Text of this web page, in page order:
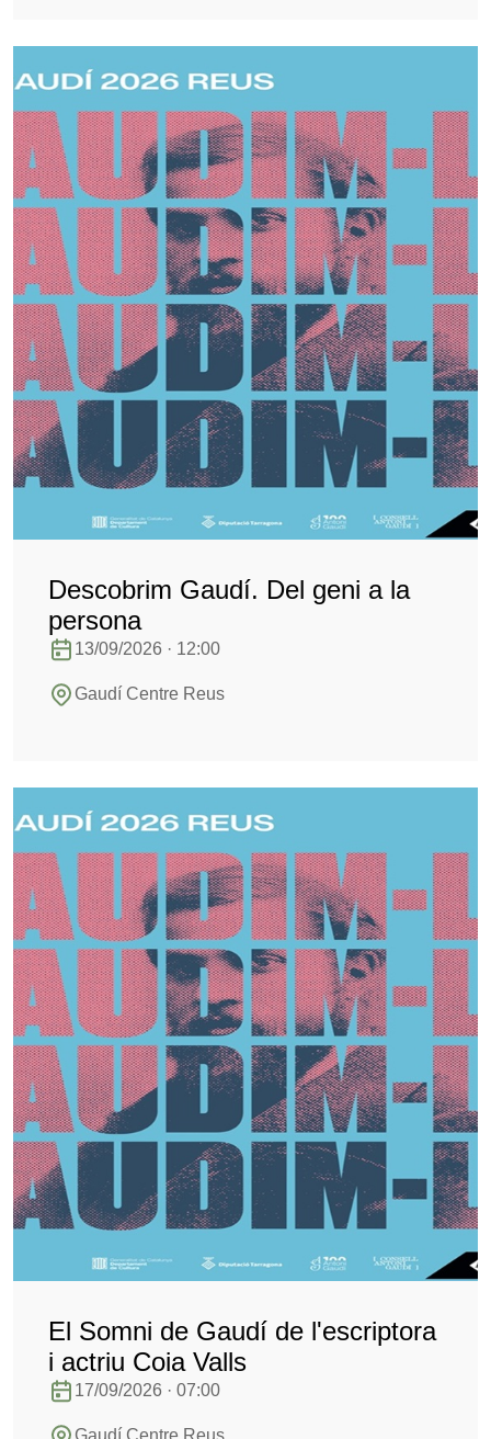
Descobrim Gaudí. Del geni a la
persona
13/09/2026 · 12:00
Gaudí Centre Reus
El Somni de Gaudí de l'escriptora
i actriu Coia Valls
17/09/2026 · 07:00
Gaudí Centre Reus